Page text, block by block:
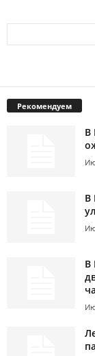
Рекомендуем
В
В
В